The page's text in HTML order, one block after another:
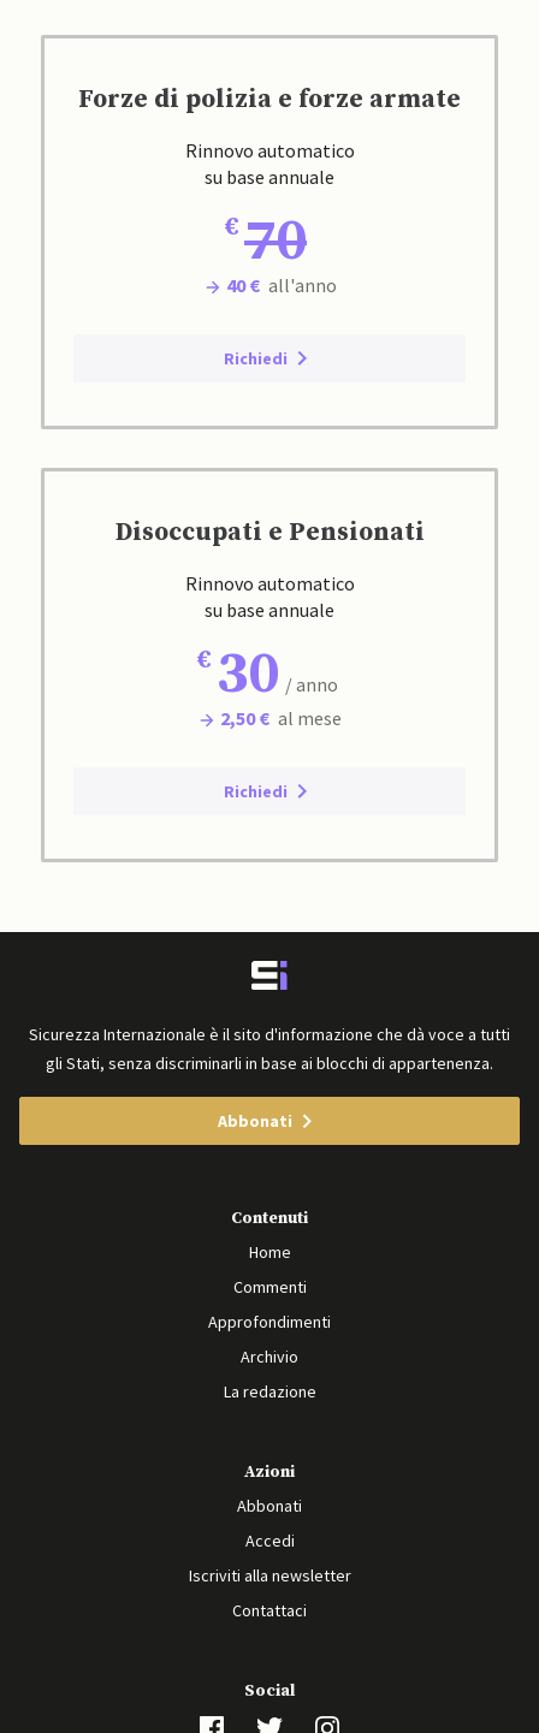
Forze di polizia e forze armate
Rinnovo automatico
su base annuale
70
40 € all'anno
Richiedi
Disoccupati e Pensionati
Rinnovo automatico
su base annuale
30 / anno
2,50 € al mese
Richiedi
Sicurezza Internazionale è il sito d'informazione che dà voce a tutti
gli Stati, senza discriminarli in base ai blocchi di appartenenza.
Abbonati
Contenuti
Home
Commenti
Approfondimenti
Archivio
La redazione
Azioni
Abbonati
Accedi
Iscriviti alla newsletter
Contattaci
Social